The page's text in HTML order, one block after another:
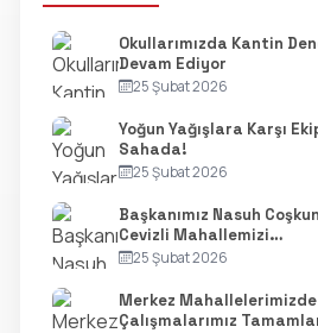
Okullarımızda Kantin
Devam Ediyor
25 Şubat 2026
Yoğun Yağışlara Karşı
Sahada!
25 Şubat 2026
Başkanımız Nasuh
Cevizli Mahallemizi…
25 Şubat 2026
Merkez Mahallelerimizde
Çalışmalarımız